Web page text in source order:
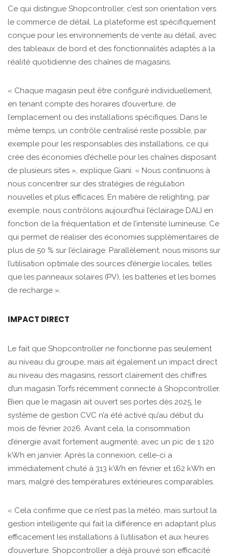
Ce qui distingue Shopcontroller, c’est son orientation vers
le commerce de détail. La plateforme est spécifiquement
conçue pour les environnements de vente au détail, avec
des tableaux de bord et des fonctionnalités adaptés à la
réalité quotidienne des chaînes de magasins.
« Chaque magasin peut être configuré individuellement,
en tenant compte des horaires d’ouverture, de
l’emplacement ou des installations spécifiques. Dans le
même temps, un contrôle centralisé reste possible, par
exemple pour les responsables des installations, ce qui
crée des économies d’échelle pour les chaînes disposant
de plusieurs sites », explique Giani. « Nous continuons à
nous concentrer sur des stratégies de régulation
nouvelles et plus efficaces. En matière de relighting, par
exemple, nous contrôlons aujourd’hui l’éclairage DALI en
fonction de la fréquentation et de l’intensité lumineuse. Ce
qui permet de réaliser des économies supplémentaires de
plus de 50 % sur l’éclairage. Parallèlement, nous misons sur
l’utilisation optimale des sources d’énergie locales, telles
que les panneaux solaires (PV), les batteries et les bornes
de recharge ».
IMPACT DIRECT
Le fait que Shopcontroller ne fonctionne pas seulement
au niveau du groupe, mais ait également un impact direct
au niveau des magasins, ressort clairement des chiffres
d’un magasin Torfs récemment connecté à Shopcontroller.
Bien que le magasin ait ouvert ses portes dès 2025, le
système de gestion CVC n’a été activé qu’au début du
mois de février 2026. Avant cela, la consommation
d’énergie avait fortement augmenté, avec un pic de 1 120
kWh en janvier. Après la connexion, celle-ci a
immédiatement chuté à 313 kWh en février et 162 kWh en
mars, malgré des températures extérieures comparables.
« Cela confirme que ce n’est pas la météo, mais surtout la
gestion intelligente qui fait la différence en adaptant plus
efficacement les installations à l’utilisation et aux heures
d’ouverture. Shopcontroller a déjà prouvé son efficacité